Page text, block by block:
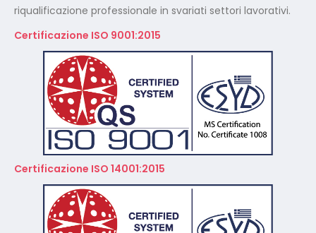
riqualificazione professionale in svariati settori lavorativi.
Certificazione ISO 9001:2015
Certificazione ISO 14001:2015